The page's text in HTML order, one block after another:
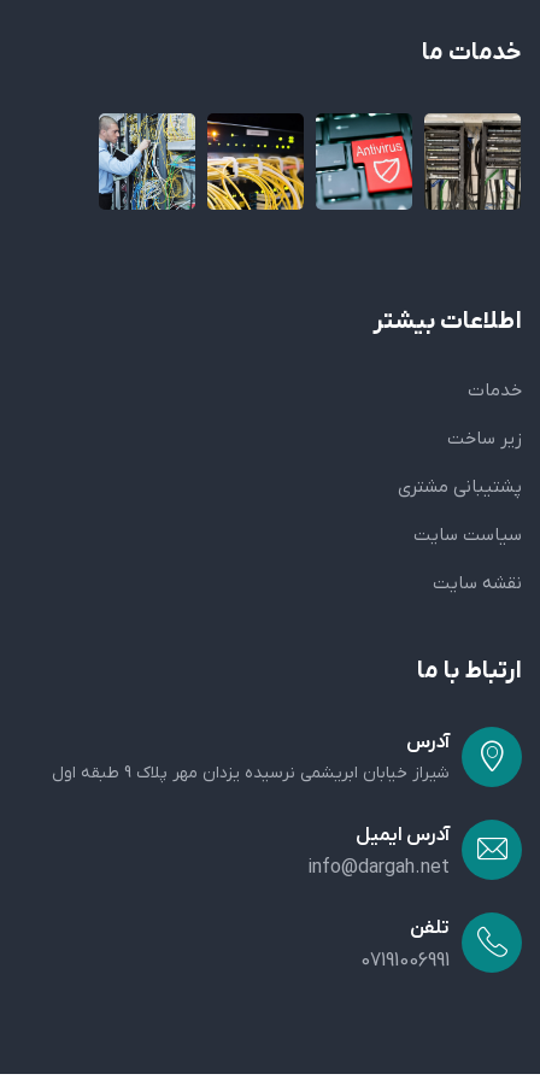
خدمات ما
اطلاعات بیشتر
خدمات
زیر ساخت
پشتیبانی مشتری
سیاست سایت
نقشه سایت
ارتباط با ما
آدرس
شیراز خیابان ابریشمی نرسیده یزدان مهر پلاک 9 طبقه اول
آدرس ایمیل
info@dargah.net
تلفن
07191006991